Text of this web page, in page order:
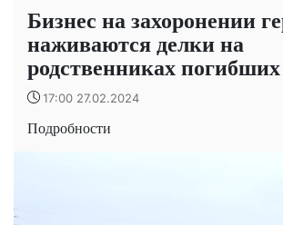
Бизнес на захоронении
наживаются делки на
родственниках
17:00 27.02.2024
Подробности